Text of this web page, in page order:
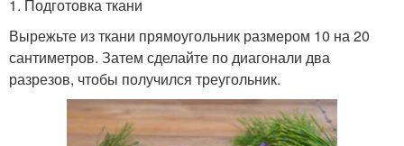
1. Подготовка ткани
Вырежьте из ткани прямоугольник размером 10 на 20
сантиметров. Затем сделайте по диагонали два
разрезов, чтобы получился треугольник.